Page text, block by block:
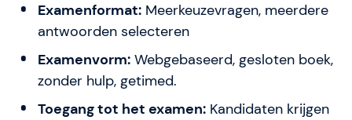
Examenformat: Meerkeuzevragen, meerdere
antwoorden selecteren
Examenvorm: Webgebaseerd, gesloten boek,
zonder hulp, getimed.
Toegang tot het examen: Kandidaten krijgen